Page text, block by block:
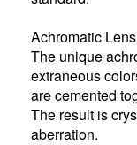
Achromatic Lens
The unique
extraneous
are cemented
The result is
aberration.